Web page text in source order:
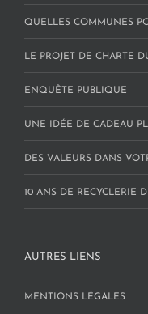
QUELLES COMMUNES
LE PROJET DE CHARTE
ENQUÊTE PUBLIQUE
UNE IDÉE DE CADEAU
DES VALEURS DANS
10 ANS DE RECYCLERIE
AUTRES LIENS
MENTIONS LÉGALES